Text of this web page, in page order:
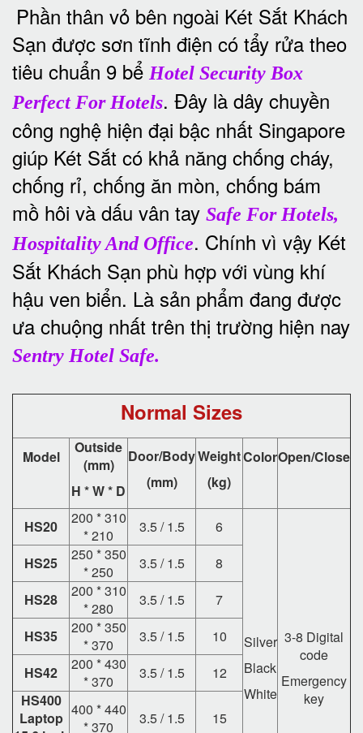
Phần thân vỏ bên ngoài Két Sắt Khách
Sạn được sơn tĩnh điện có tẩy rửa theo
tiêu chuẩn 9 bể Hotel Security Box
Perfect For Hotels. Đây là dây chuyền
công nghệ hiện đại bậc nhất Singapore
giúp Két Sắt có khả năng chống cháy,
chống rỉ, chống ăn mòn, chống bám
mồ hôi và dấu vân tay Safe For Hotels,
Hospitality And Office. Chính vì vậy Két
Sắt Khách Sạn phù hợp với vùng khí
hậu ven biển. Là sản phẩm đang được
ưa chuộng nhất trên thị trường hiện nay
Sentry Hotel Safe.
Normal Sizes
Model
Outside
(mm)
H * W * D
Door/Body
(mm)
Weight
(kg)
ColorOpen/Close
HS20
200 * 310
* 210
3.5 / 1.5 6
Silver
Black
White
3-8 Digital
code
Emergency
key
HS25
250 * 350
* 250
3.5 / 1.5
8
HS28
200 * 310
* 280
3.5 / 1.5
7
HS35
200 * 350
* 370
3.5 / 1.5
10
HS42
200 * 430
* 370
3.5 / 1.5
12
HS400
Laptop 400 * 440
* 370
3.5 / 1.5 15